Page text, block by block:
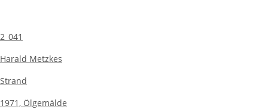
2_041
Harald Metzkes
Strand
1971, Ölgemälde